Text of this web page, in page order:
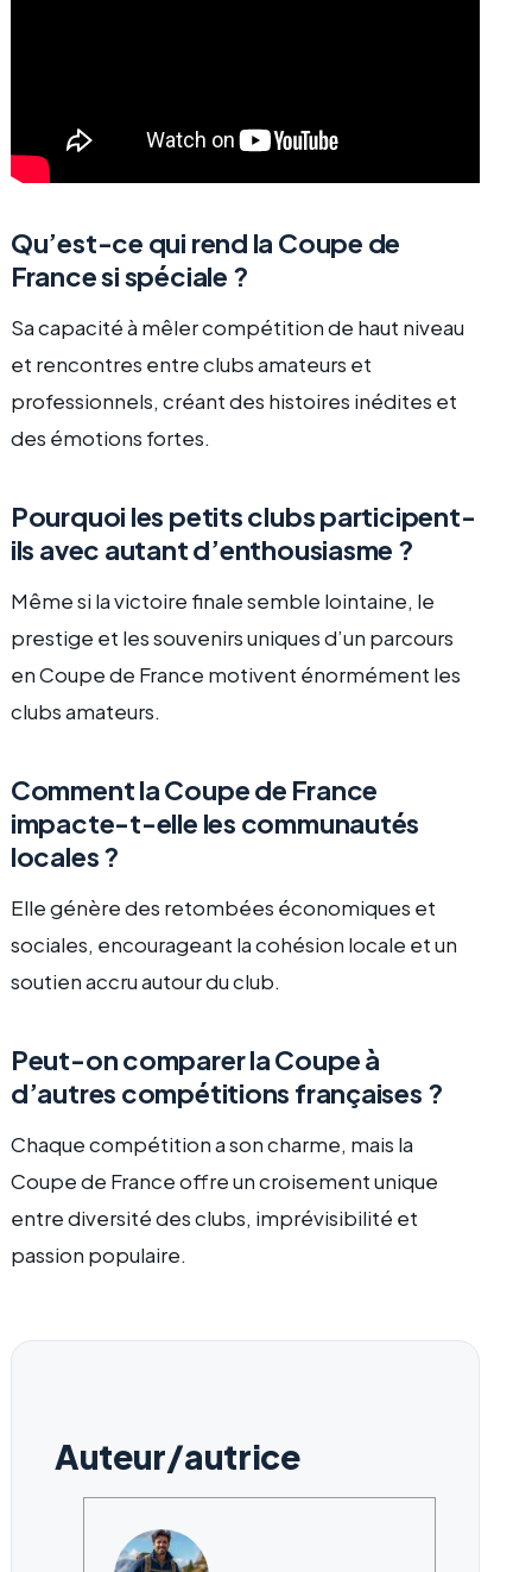
Qu’est-ce qui rend la Coupe de
France si spéciale ?
Sa capacité à mêler compétition de haut niveau
et rencontres entre clubs amateurs et
professionnels, créant des histoires inédites et
des émotions fortes.
Pourquoi les petits clubs participent-
ils avec autant d’enthousiasme ?
Même si la victoire finale semble lointaine, le
prestige et les souvenirs uniques d’un parcours
en Coupe de France motivent énormément les
clubs amateurs.
Comment la Coupe de France
impacte-t-elle les communautés
locales ?
Elle génère des retombées économiques et
sociales, encourageant la cohésion locale et un
soutien accru autour du club.
Peut-on comparer la Coupe à
d’autres compétitions françaises ?
Chaque compétition a son charme, mais la
Coupe de France offre un croisement unique
entre diversité des clubs, imprévisibilité et
passion populaire.
Auteur/autrice